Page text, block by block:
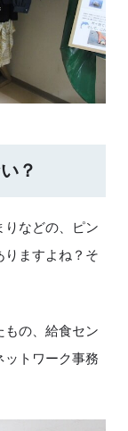
？
りなどの、ピン
りますよね？そ
もの、給食セン
ットワーク事務